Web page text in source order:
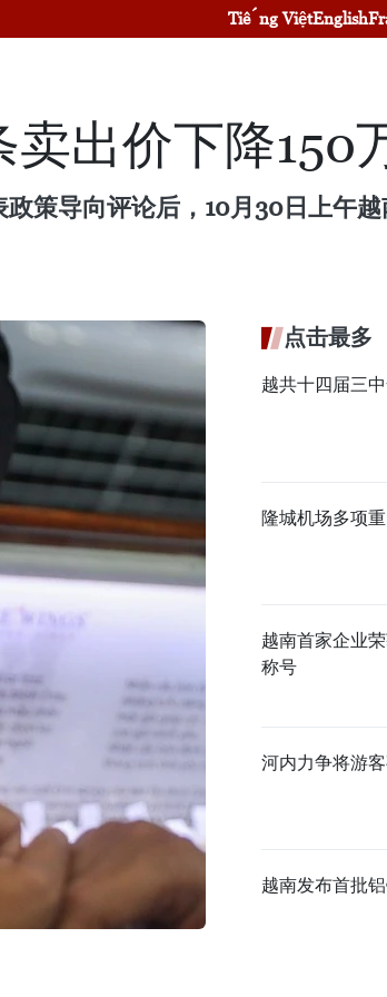
Tiếng ViệtEnglish
出价下降150
策导向评论后，10月30日上午
点击最多
越共十四届三
隆城机场多项
越南首家企业
称号
河内力争将游
越南发布首批